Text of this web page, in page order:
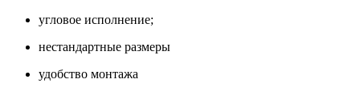
угловое исполнение;
нестандартные размеры
удобство монтажа